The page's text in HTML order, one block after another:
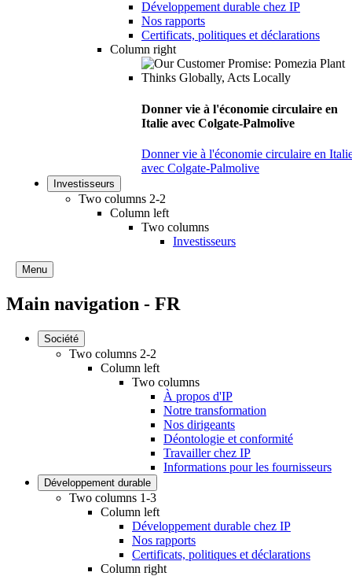
Développement durable chez IP
Nos rapports
Certificats, politiques et déclarations
Column right
Donner vie à l'économie circulaire en
Italie avec Colgate-Palmolive
Donner vie à l'économie circulaire en
avec Colgate-Palmolive
Investisseurs
Two columns 2-2
Column left
Two columns
Investisseurs
Menu
Main navigation - FR
Société
Two columns 2-2
Column left
Two columns
À propos d'IP
Notre transformation
Nos dirigeants
Déontologie et conformité
Travailler chez IP
Informations pour les fournisseurs
Développement durable
Two columns 1-3
Column left
Développement durable chez IP
Nos rapports
Certificats, politiques et déclarations
Column right